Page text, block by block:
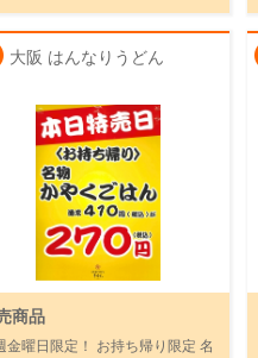
大阪 はんなりうどん
商品
金曜日限定！ お持ち帰り限定 名